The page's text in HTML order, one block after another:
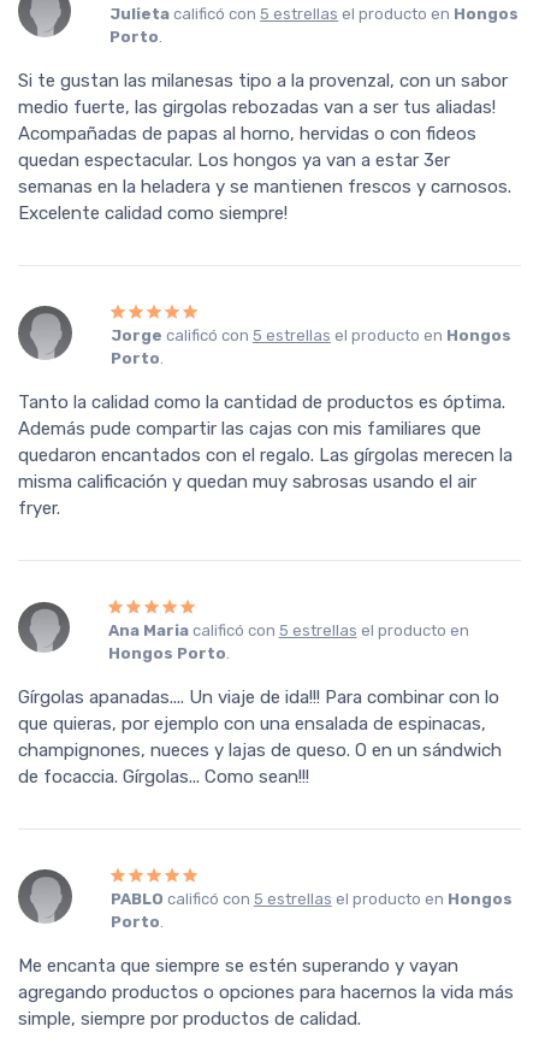
Julieta calificó con5 estrellas el producto en Hongos
Porto.
Si te gustan las milanesas tipo a la provenzal, con un sabor
medio fuerte, las girgolas rebozadas van a ser tus aliadas!
Acompañadas de papas al horno, hervidas o con fideos
quedan espectacular. Los hongos ya van a estar 3er
semanas en la heladera y se mantienen frescos y carnosos.
Excelente calidad como siempre!
Jorge calificó con 5 estrellas el producto en Hongos
Porto.
Tanto la calidad como la cantidad de productos es óptima.
Además pude compartir las cajas con mis familiares que
quedaron encantados con el regalo. Las gírgolas merecen la
misma calificación y quedan muy sabrosas usando el air
fryer.
Ana Mariacalificó con 5 estrellas el producto en
Hongos Porto.
Gírgolas apanadas.... Un viaje de ida!!! Para combinar con lo
que quieras, por ejemplo con una ensalada de espinacas,
champignones, nueces y lajas de queso. O en un sándwich
de focaccia. Gírgolas... Como sean!!!
PABLO calificó con 5 estrellas el producto en Hongos
Porto.
Me encanta que siempre se estén superando y vayan
agregando productos o opciones para hacernos la vida más
simple, siempre por productos de calidad.